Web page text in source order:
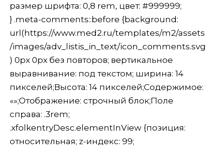
размер шрифта: 0,8 rem, цвет: #999999;
} .meta-comments::before {background:
url(https://www.med2.ru/templates/m2/assets
/images/adv_listis_in_text/icon_comments.svg
) 0px 0px без повторов; вертикальное
выравнивание: под текстом; ширина: 14
пикселей;Высота: 14 пикселей;Содержимое:
«»;Отображение: строчный блок;Поле
справа: .3rem;
.xfolkentryDesc.elementInView {позиция:
относительная; z-индекс: 99;